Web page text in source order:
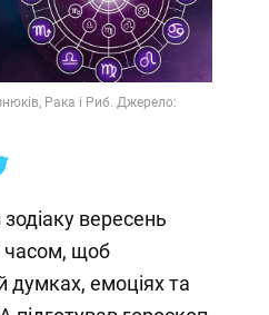
Рака і Риб. Джерело:
вересень
часом, щоб
думках, емоціях та